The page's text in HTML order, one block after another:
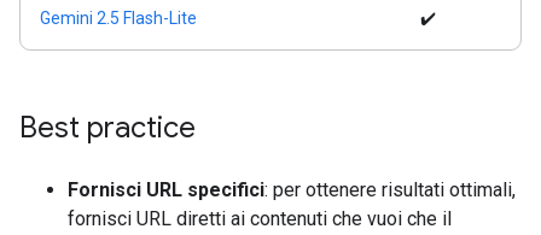
Gemini 2.5 Flash-Lite ✔️
Best practice
Fornisci URL specifici: per ottenere risultati ottimali,
fornisci URL diretti ai contenuti che vuoi che il